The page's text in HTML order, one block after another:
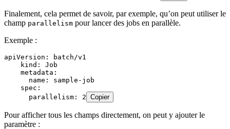
Finalement, cela permet de savoir, par exemple, qu’on peut utiliser le
champ parallelism pour lancer des jobs en parallèle.
Exemple :
apiVersion: batch/v1
    kind: Job
    metadata:
      name: sample-job
    spec:
      parallelism: 2
Copier
Pour afficher tous les champs directement, on peut y ajouter le
paramètre :